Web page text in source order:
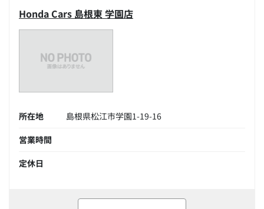
Honda Cars 島根東 学園店
所在地
島根県松江市学園1-19-16
営業時間
定休日